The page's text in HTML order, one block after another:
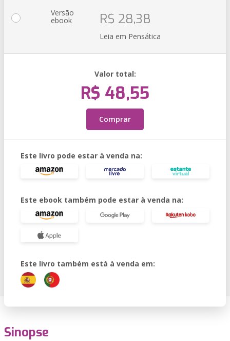
Versão
ebook R$ 28,38
Leia em Pensática
Valor total:
R$ 48,55
Comprar
Este livro pode estar à venda na:
Este ebook também pode estar à venda na:
Este livro também está à venda em:
Sinopse